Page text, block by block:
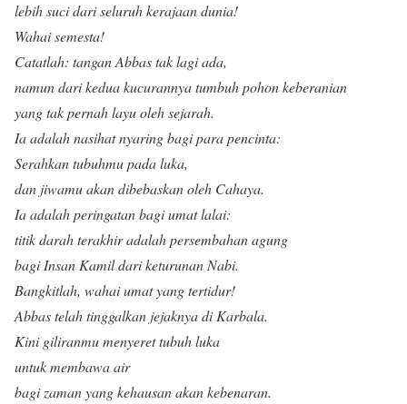
lebih suci dari seluruh kerajaan dunia!
Wahai semesta!
Catatlah: tangan Abbas tak lagi ada,
namun dari kedua kucurannya tumbuh pohon keberanian
yang tak pernah layu oleh sejarah.
Ia adalah nasihat nyaring bagi para pencinta:
Serahkan tubuhmu pada luka,
dan jiwamu akan dibebaskan oleh Cahaya.
Ia adalah peringatan bagi umat lalai:
titik darah terakhir adalah persembahan agung
bagi Insan Kamil dari keturunan Nabi.
Bangkitlah, wahai umat yang tertidur!
Abbas telah tinggalkan jejaknya di Karbala.
Kini giliranmu menyeret tubuh luka
untuk membawa air
bagi zaman yang kehausan akan kebenaran.